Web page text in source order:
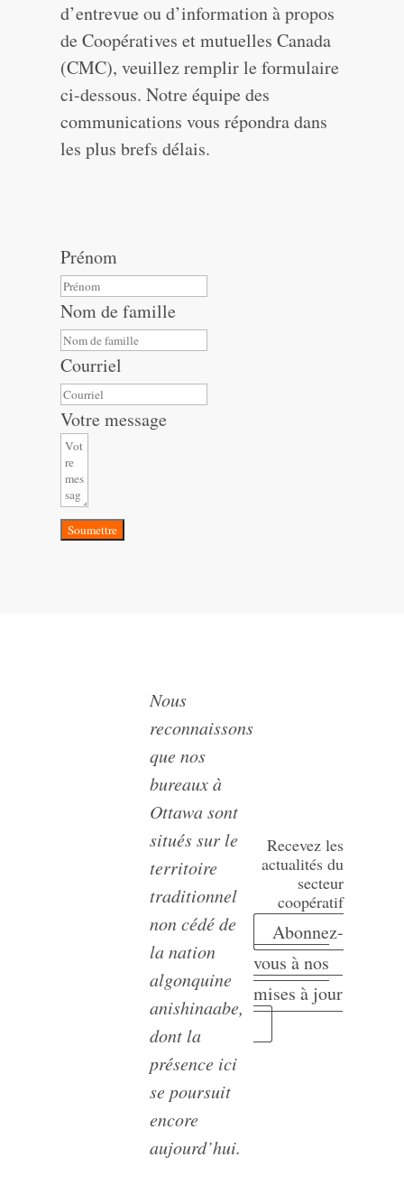
d’entrevue ou d’information à propos
de Coopératives et mutuelles Canada
(CMC), veuillez remplir le formulaire
ci-dessous. Notre équipe des
communications vous répondra dans
les plus brefs délais.
Prénom
Nom de famille
Courriel
Votre message
Soumettre
Nous
reconnaissons
que nos
bureaux à
Ottawa sont
situés sur le
territoire
traditionnel
non cédé de
la nation
algonquine
anishinaabe,
dont la
présence ici
se poursuit
encore
aujourd’hui.
Recevez les
actualités du
secteur
coopératif
Abonnez-
vous à nos
mises à jour